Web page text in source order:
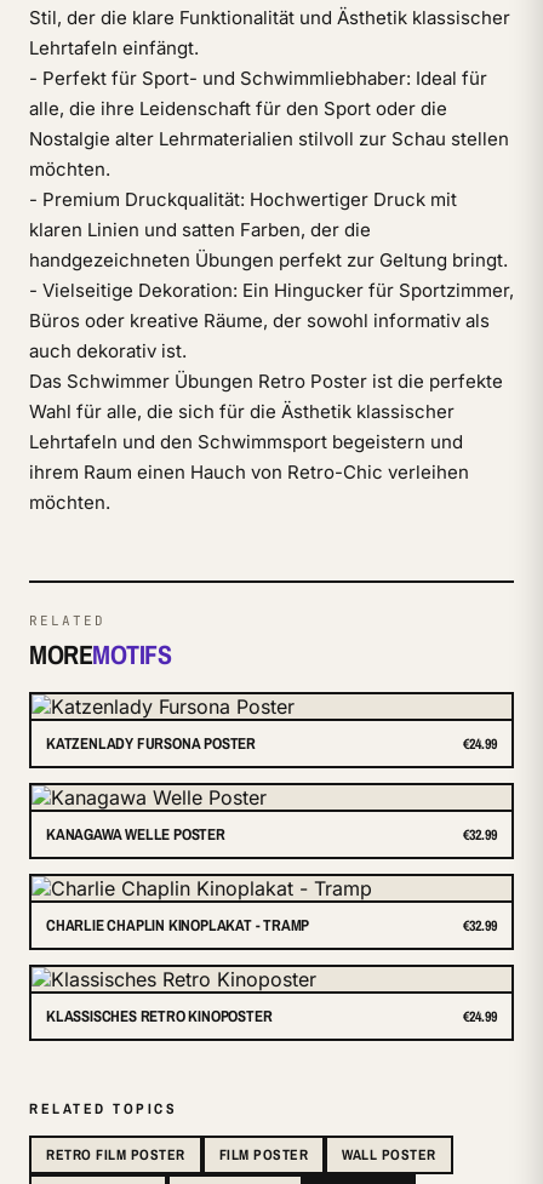
Stil, der die klare Funktionalität und Ästhetik klassischer
Lehrtafeln einfängt.
- Perfekt für Sport- und Schwimmliebhaber: Ideal für
alle, die ihre Leidenschaft für den Sport oder die
Nostalgie alter Lehrmaterialien stilvoll zur Schau stellen
möchten.
- Premium Druckqualität: Hochwertiger Druck mit
klaren Linien und satten Farben, der die
handgezeichneten Übungen perfekt zur Geltung bringt.
- Vielseitige Dekoration: Ein Hingucker für Sportzimmer,
Büros oder kreative Räume, der sowohl informativ als
auch dekorativ ist.
Das Schwimmer Übungen Retro Poster ist die perfekte
Wahl für alle, die sich für die Ästhetik klassischer
Lehrtafeln und den Schwimmsport begeistern und
ihrem Raum einen Hauch von Retro-Chic verleihen
möchten.
RELATED
MOREMOTIFS
KATZENLADY FURSONA POSTER €24.99
KANAGAWA WELLE POSTER €32.99
CHARLIE CHAPLIN KINOPLAKAT - TRAMP €32.99
KLASSISCHES RETRO KINOPOSTER €24.99
RELATED TOPICS
RETRO FILM POSTER FILM POSTER WALL POSTER